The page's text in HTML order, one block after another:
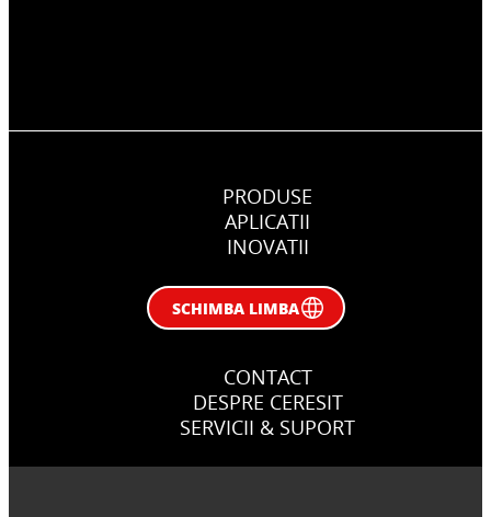
PRODUSE
APLICATII
INOVATII
SCHIMBA LIMBA
CONTACT
DESPRE CERESIT
SERVICII & SUPORT